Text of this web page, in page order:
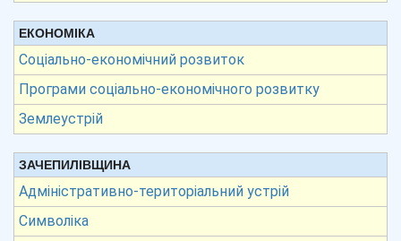
ЕКОНОМІКА
Соціально-економічний розвиток
Програми соціально-економічного розвитку
Землеустрій
ЗАЧЕПИЛІВЩИНА
Адміністративно-територіальний устрій
Символіка